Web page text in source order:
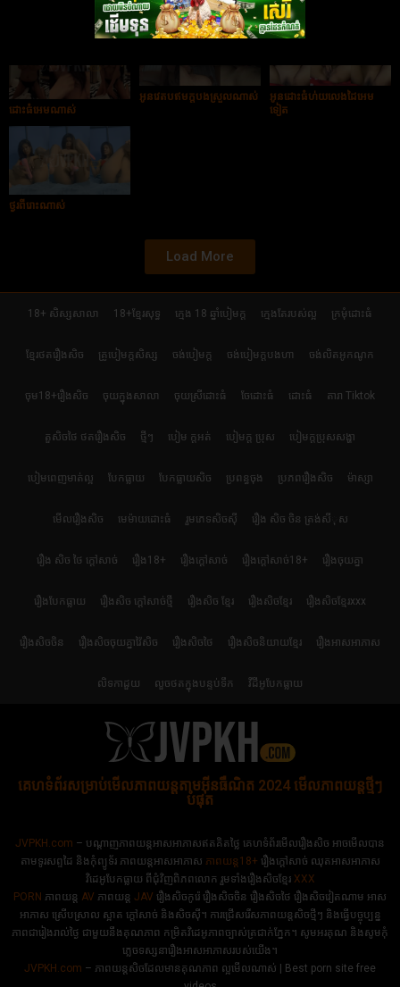
ចង់អោយបងបងចុយកាដួយអូន
ដោះធំអេមណាស់
អូនវេតបឥមក្ដបងស្រួលណាស់
អូនដោះធំហ់យលេងដៃអេម
ទៀត
ថ្ងូរពីរោះណាស់
Load More
18+ សិស្សសាលា 18+ខ្មែរសុទ្ធ ក្មេង 18 ឆ្នាំបៀមក្ដ ក្មេងតែរបស់ល្អ ក្រមុំដោះធំ
ខ្មែរថតរឿងសិច គ្រូបៀមក្ដសិស្ស ចង់បៀមក្ដ ចង់បៀមក្តបងហា ចង់លិតអូកណូក
ចុម18+រឿងសិច ចុយក្នុងសាលា ចុយស្រីដោះធំ ចែដោះធំ ដោះធំ តារា Tiktok
តួសិចថៃ ថតរឿងសិច ថ្មីៗ បៀម ក្ដអត់ បៀមក្ដ ប្រុស បៀមក្តប្រុសសង្ហា
បៀមពេញមាត់ល្អ បែកធ្លាយ បែកធ្លាយសិច ប្រពន្ធចុង ប្រភពរឿងសិច ម៉ាស្សា
មើលរឿងសិច មេម៉ាយដោះធំ រួមភេទសិចស៊ី រឿង សិច ចិន ត្រង់សីុស
រឿង សិច ថៃ ក្តៅសាច់ រឿង18+ រឿងក្ដៅសាច់ រឿងក្ដៅសាច់18+ រឿងចុយគ្នា
រឿងបែកធ្លាយ រឿងសិច ក្តៅសាច់ថ្មី រឿងសិច ខ្មែរ រឿងសិចខ្មែរ រឿងសិចខ្មែរxxx
រឿងសិចចិន រឿងសិចចុយគ្នាវ៉ៃសិច រឿងសិចថៃ រឿងសិចនិយាយខ្មែរ រឿងអាសអាភាស
លិទកាដួយ លួចថតក្នុងបន្ទប់ទឹក វីដីអូបែកធ្លាយ
គេហទំព័រសម្រាប់មើលភាពយន្តតាមអ៊ីនធឺណិត 2024 មើលភាពយន្តថ្មីៗ
បំផុត
JVPKH.com – បណ្ដាញភាពយន្តអាសអាភាសឥតគិតថ្លៃ គេហទំព័រមើលរឿងសិច អាចមើលបាន
តាមទូរសព្ទដៃ និងកុំព្យូទ័រ ភាពយន្តអាសអាភាស ភាពយន្ត18+​​ រឿងក្ដៅសាច់ ឈុតអាសអាភាស
វិដេអូបែកធ្លាយ ពីជុំវិញពិភពលោក រួមទាំងរឿងសិចខ្មែរ XXX
PORN ភាពយន្ត AV ភាពយន្ត JAV រឿងសិចកូរ៉េ រឿងសិចចិន​ រឿងសិចថៃ រឿងសិចវៀតណាម អាស
អាភាស ស្រើបស្រាល ស្អាត ក្ដៅសាច់ និងសិចស៊ី។ ការជ្រើសរើសភាពយន្តសិចថ្មីៗ និងធ្វើបច្ចុប្បន្ន
ភាពជារៀងរាល់ថ្ងៃ ជាមួយនឹងគុណភាព កម្រិតវិដេអូភាពច្បាស់ត្រជាក់ភ្នែក។ សូមអរគុណ និងសូមកុំ
ភ្លេចទស្សនារឿងអាសអាភាសរបស់យើង។
JVPKH.com – ភាពយន្តសិចដែលមានគុណភាព ល្អមើលណាស់ | Best porn site free